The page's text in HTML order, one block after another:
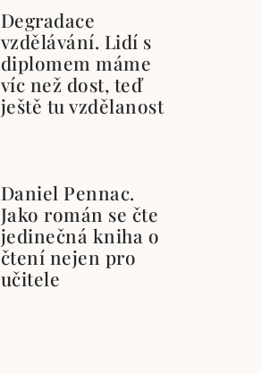
Degradace
vzdělávání. Lidí s
diplomem máme
víc než dost, teď
ještě tu vzdělanost
Daniel Pennac.
Jako román se čte
jedinečná kniha o
čtení nejen pro
učitele